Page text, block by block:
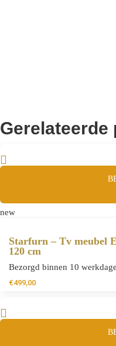
Gerelateerde
new
Starfurn – Tv meubel
120 cm
Bezorgd binnen 10
€499,00